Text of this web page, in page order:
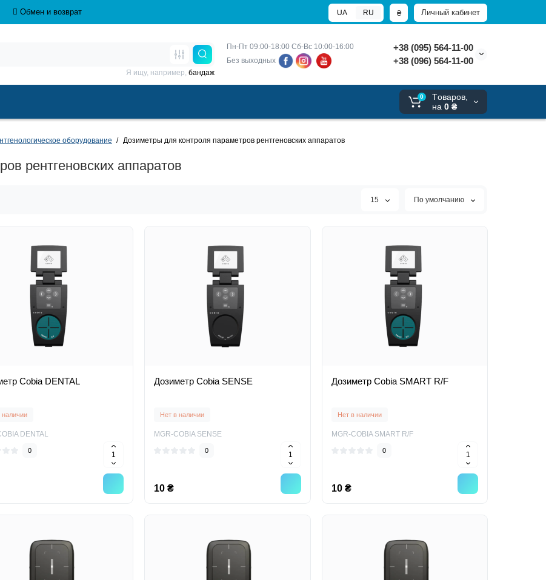
Обмен и возврат Личный кабинет
₴
UA RU
Пн-Пт 09:00-18:00 Сб-Вс 10:00-16:00
Без выходных
+38 (095) 564-11-00
+38 (096) 564-11-00
Я ищу, например, бандаж
0
Tоваров,
на 0 ₴
оборудование Дозиметры для контроля параметров рентгеновских аппаратов
рентгеновских аппаратов
15 По умолчанию
Cobia DENTAL
наличии
DENTAL
0
Дозиметр Cobia SENSE
Нет в наличии
MGR-COBIA SENSE
0
10 ₴
Дозиметр Cobia SMART R/F
Нет в наличии
MGR-COBIA SMART R/F
0
10 ₴